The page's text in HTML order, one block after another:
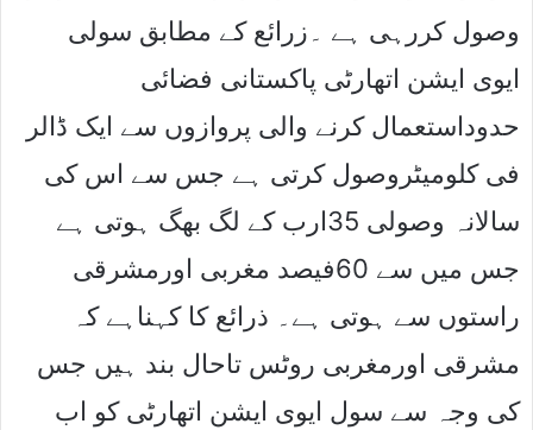
وصول کررہی ہے ۔زرائع کے مطابق سولی
ایوی ایشن اتھارٹی پاکستانی فضائی
حدوداستعمال کرنے والی پروازوں سے ایک ڈالر
فی کلومیٹروصول کرتی ہے جس سے اس کی
سالانہ وصولی 35ارب کے لگ بھگ ہوتی ہے
جس میں سے 60فیصد مغربی اورمشرقی
راستوں سے ہوتی ہے۔ ذرائع کا کہناہے کہ
مشرقی اورمغربی روٹس تاحال بند ہیں جس
کی وجہ سے سول ایوی ایشن اتھارٹی کو اب